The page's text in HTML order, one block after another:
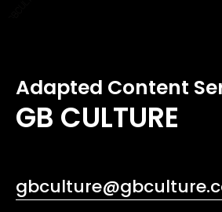
Adapted Content
GB CULTURE